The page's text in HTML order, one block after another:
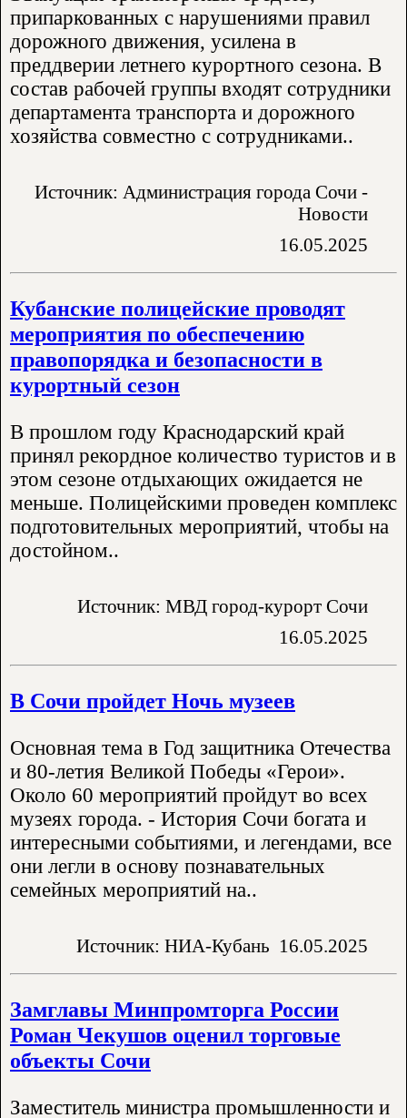
припаркованных с нарушениями правил
дорожного движения, усилена в
преддверии летнего курортного сезона. В
состав рабочей группы входят сотрудники
департамента транспорта и дорожного
хозяйства совместно с сотрудниками..
Источник: Администрация города Сочи -
Новости
16.05.2025
Кубанские полицейские проводят
мероприятия по обеспечению
правопорядка и безопасности в
курортный сезон
В прошлом году Краснодарский край
принял рекордное количество туристов и в
этом сезоне отдыхающих ожидается не
меньше. Полицейскими проведен комплекс
подготовительных мероприятий, чтобы на
достойном..
Источник: МВД город-курорт Сочи
16.05.2025
В Сочи пройдет Ночь музеев
Основная тема в Год защитника Отечества
и 80-летия Великой Победы «Герои».
Около 60 мероприятий пройдут во всех
музеях города. - История Сочи богата и
интересными событиями, и легендами, все
они легли в основу познавательных
семейных мероприятий на..
Источник: НИА-Кубань 16.05.2025
Замглавы Минпромторга России
Роман Чекушов оценил торговые
объекты Сочи
Заместитель министра промышленности и